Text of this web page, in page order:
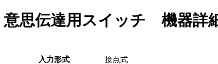
意思伝達用スイッチ 機器詳
入力形式
接点式